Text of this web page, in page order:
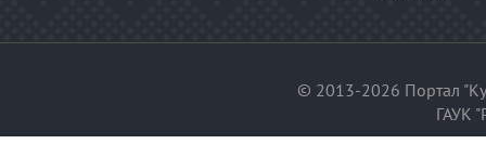
© 2013-2026 Портал
ГАУК